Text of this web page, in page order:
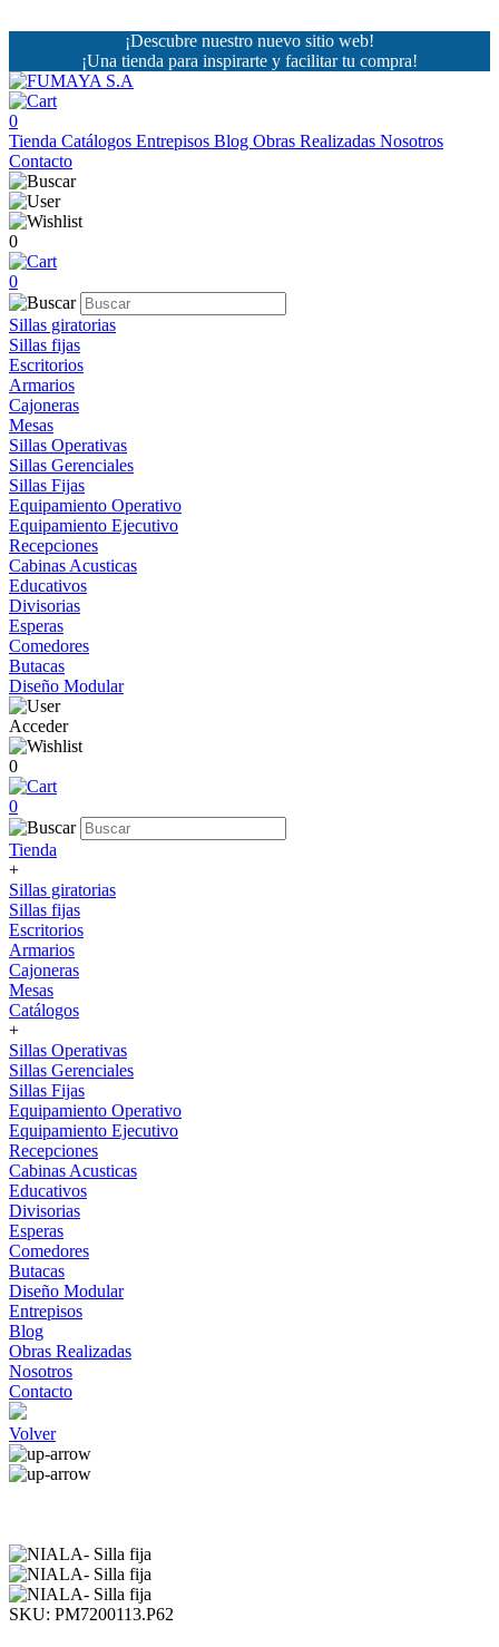
¡Descubre nuestro nuevo sitio web!
¡Una tienda para inspirarte y facilitar tu compra!
0
Tienda Catálogos Entrepisos Blog Obras Realizadas Nosotros
Contacto
0
0
Sillas giratorias
Sillas fijas
Escritorios
Armarios
Cajoneras
Mesas
Sillas Operativas
Sillas Gerenciales
Sillas Fijas
Equipamiento Operativo
Equipamiento Ejecutivo
Recepciones
Cabinas Acusticas
Educativos
Divisorias
Esperas
Comedores
Butacas
Diseño Modular
Acceder
0
0
Tienda
+
Sillas giratorias
Sillas fijas
Escritorios
Armarios
Cajoneras
Mesas
Catálogos
+
Sillas Operativas
Sillas Gerenciales
Sillas Fijas
Equipamiento Operativo
Equipamiento Ejecutivo
Recepciones
Cabinas Acusticas
Educativos
Divisorias
Esperas
Comedores
Butacas
Diseño Modular
Entrepisos
Blog
Obras Realizadas
Nosotros
Contacto
Volver
SKU: PM7200113.P62